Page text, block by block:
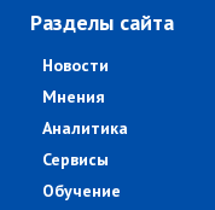
Разделы сайта
Новости
Мнения
Аналитика
Сервисы
Обучение